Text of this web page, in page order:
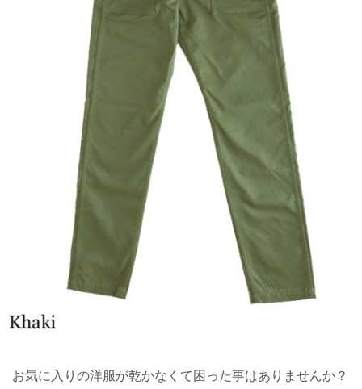
お気に入りの洋服が乾かなくて困った事はありませんか？